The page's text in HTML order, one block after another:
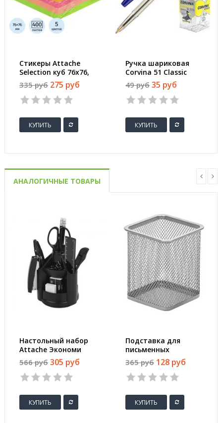
Стикеры Attache
Selection куб 76х76,
радуга 400 л
335 руб 275 руб
КУПИТЬ
Ручка шариковая
Corvina 51 Classic
синяя (толщина
линии 0.7 мм)
49 руб 35 руб
КУПИТЬ
АНАЛОГИЧНЫЕ ТОВАРЫ
Настольный набор
Attache Экономи
черный 14
предметов
вращающийся
566 руб 305 руб
КУПИТЬ
Подставка для
письменных
принадлежностей
Attache
(квадратная,
металлическая
сетка, серебро)
365 руб 128 руб
КУПИТЬ